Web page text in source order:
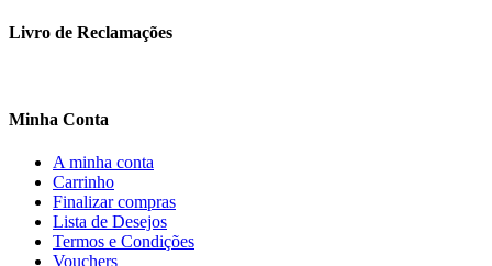
Livro de Reclamações
Minha Conta
A minha conta
Carrinho
Finalizar compras
Lista de Desejos
Termos e Condições
Vouchers